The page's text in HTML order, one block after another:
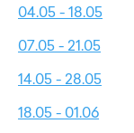
04.05 - 18.05
07.05 - 21.05
14.05 - 28.05
18.05 - 01.06